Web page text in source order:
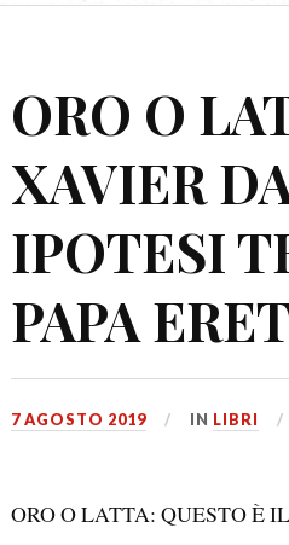
ORO O
XAVIER
IPOTESI
PAPA
7 AGOSTO 2019 IN LIBRI
ORO O LATTA: QUESTO È